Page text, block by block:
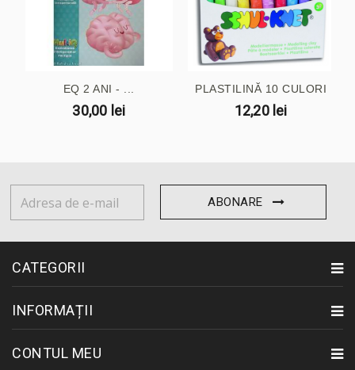
EQ 2 ANI - ...
30,00 lei
PLASTILINĂ 10 CULORI
12,20 lei
ABONARE
CATEGORII
INFORMAȚII
CONTUL MEU